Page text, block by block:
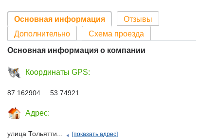
Основная информация
Отзывы
Дополнительно
Схема проезда
Основная информация о компании
Координаты GPS:
87.162904 53.74921
Адрес:
улица Тольятти... [показать адрес]